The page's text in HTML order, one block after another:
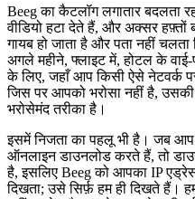
Beeg का कैटलॉग लगातार बदलता
वीडियो हटा देते हैं, और अक्सर हफ़्तों
गायब हो जाता है और पता नहीं चलता
अगले महीने, फ्लाइट में, होटल के
के लिए, जहाँ आप किसी ऐसे नेटवर्क
जिस पर आपको भरोसा नहीं है,
भरोसेमंद तरीका है।
इसमें निजता का पहलू भी है। जब आप
ऑनलाइन डाउनलोड करते हैं, तो
है, इसलिए Beeg को आपका IP
दिखता; उसे सिर्फ़ हम ही दिखते हैं।